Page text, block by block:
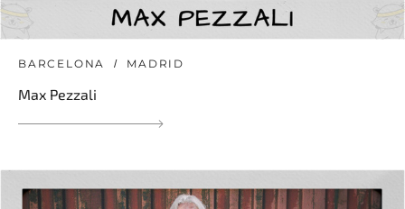
BARCELONA MADRID
Max Pezzali